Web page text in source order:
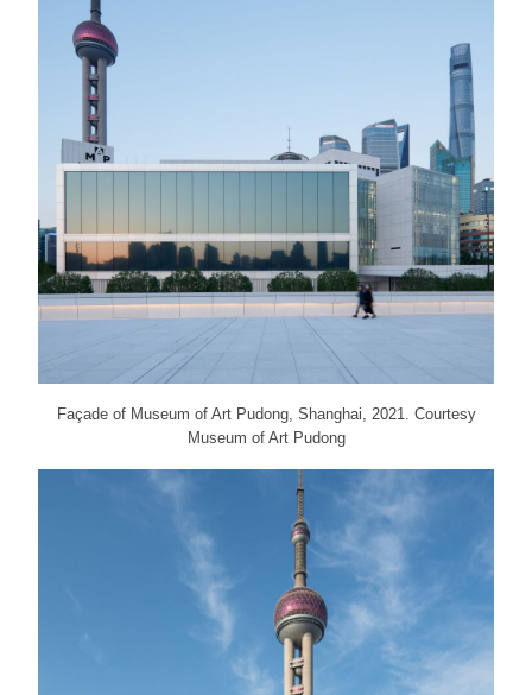
Façade of Museum of Art Pudong, Shanghai, 2021. Courtesy
Museum of Art Pudong